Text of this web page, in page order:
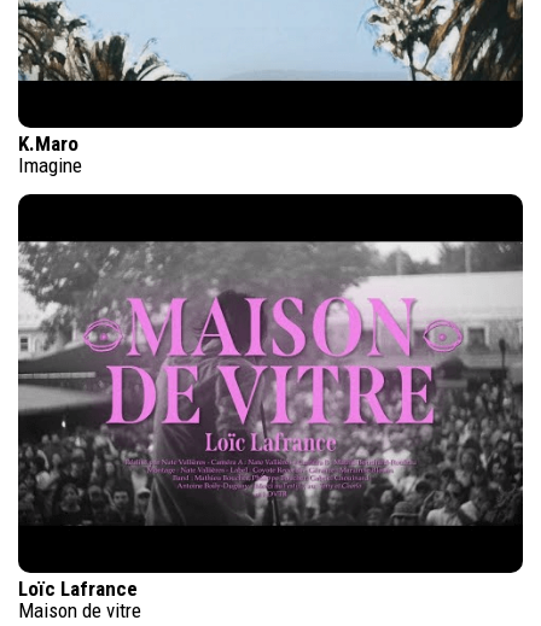
K.Maro
Imagine
Loïc Lafrance
Maison de vitre